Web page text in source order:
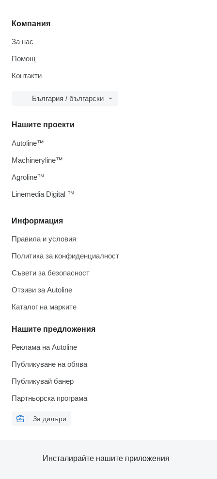
Компания
За нас
Помощ
Контакти
България / български
Информация
Правила и условия
Политика за конфиденциалност
Съвети за безопасност
Отзиви за Autoline
Каталог на марките
Нашите предложения
Реклама на Autoline
Публикуване на обява
Публикувай банер
Партньорска програма
За дилъри
Нашите проекти
Autoline™
Machineryline™
Agroline™
Linemedia Digital ™
Инсталирайте нашите приложения